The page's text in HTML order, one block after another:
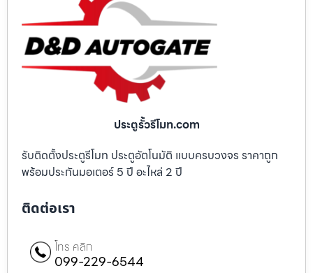
ประตูรั้วรีโมท.com
รับติดตั้งประตูรีโมท ประตูอัตโนมัติ แบบครบวงจร ราคาถูก
พร้อมประกันมอเตอร์ 5 ปี อะไหล่ 2 ปี
ติดต่อเรา
โทร คลิก
099-229-6544